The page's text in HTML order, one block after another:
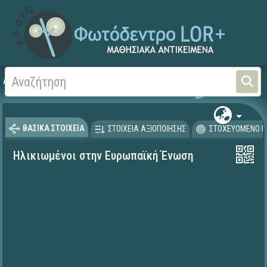
Αρχική Γλώσσα και Λογοτεχνία
ΒΑΣΙΚΑ ΣΤΟΙΧΕΙΑ ΣΤΟΙΧΕΙΑ ΑΞΙΟΠΟΙΗΣΗΣ ΣΤΟΧΕΥΟΜΕΝΟ
Ηλικιωμένοι στην Ευρωπαϊκή Ένωση